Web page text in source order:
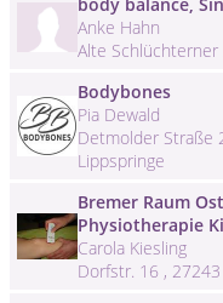
Anke Hahn
Alte
Bodybones
Pia Dewald
Detmolder Straße
Lippspringe
Bremer Raum
Physiotherapie
Carola Kiesling
Dorfstr. 16 ,